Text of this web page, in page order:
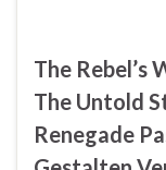
The Rebel’s
The Untold
Renegade